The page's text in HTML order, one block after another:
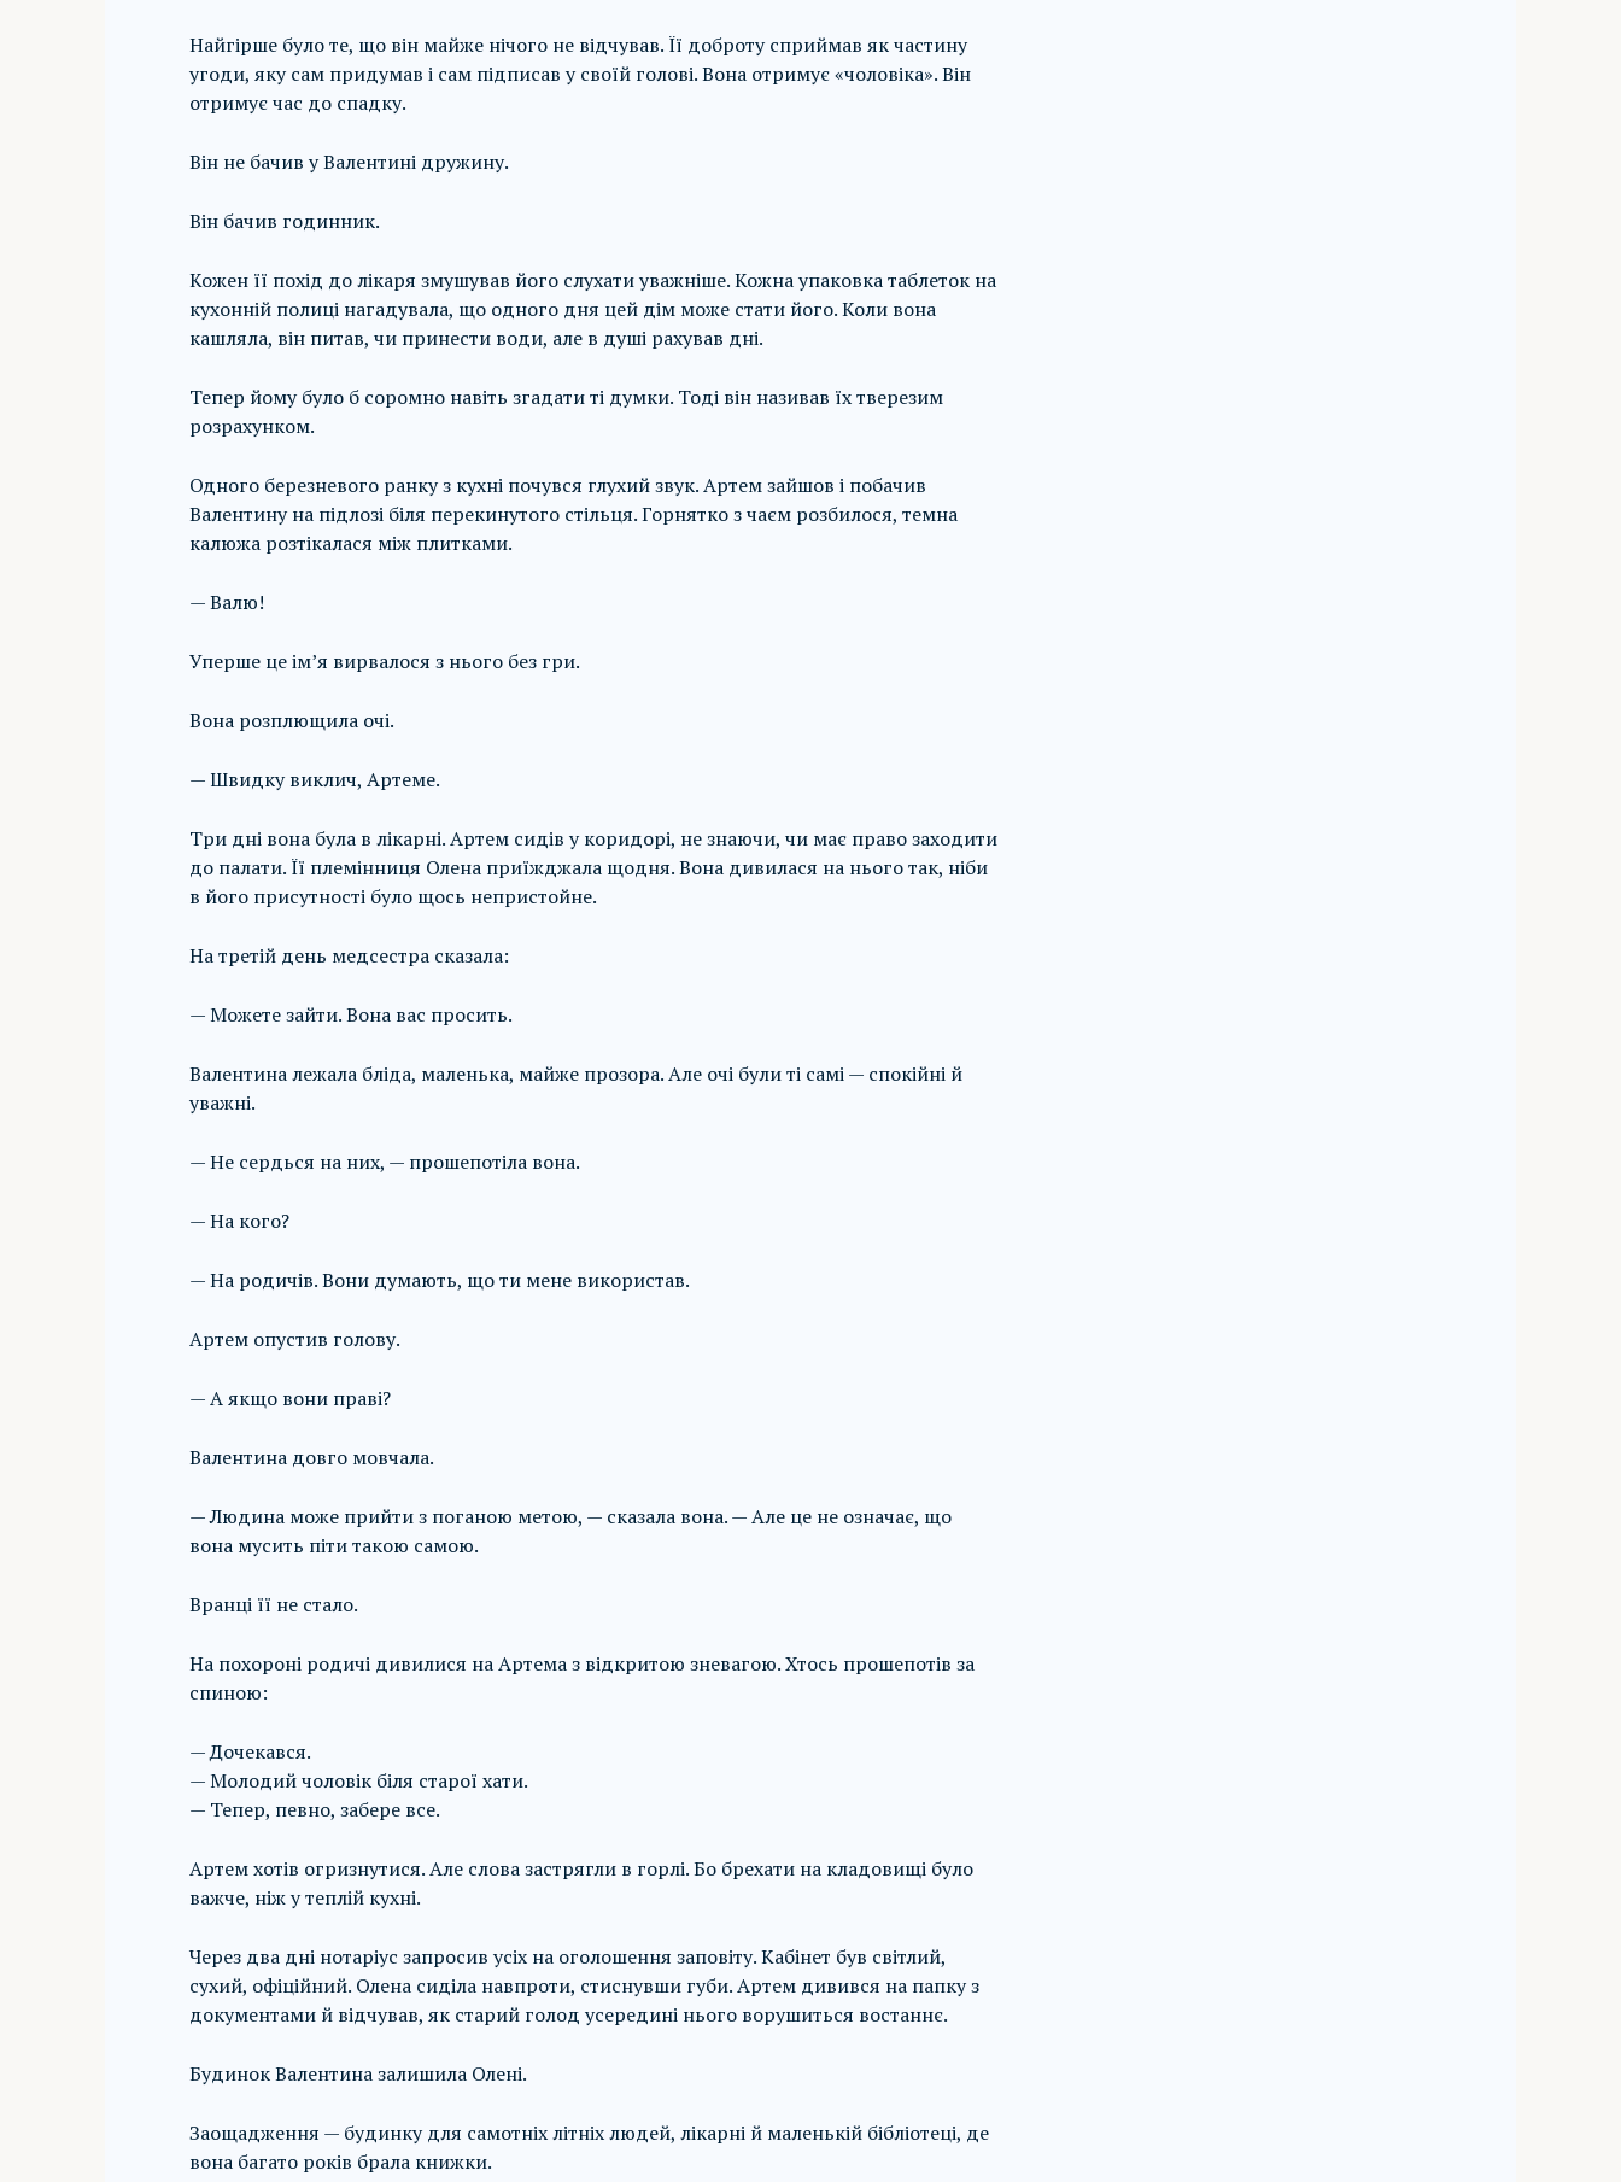
Найгірше було те, що він майже нічого не відчував. Її доброту сприймав як частину
угоди, яку сам придумав і сам підписав у своїй голові. Вона отримує «чоловіка». Він
отримує час до спадку.
Він не бачив у Валентині дружину.
Він бачив годинник.
Кожен її похід до лікаря змушував його слухати уважніше. Кожна упаковка таблеток на
кухонній полиці нагадувала, що одного дня цей дім може стати його. Коли вона
кашляла, він питав, чи принести води, але в душі рахував дні.
Тепер йому було б соромно навіть згадати ті думки. Тоді він називав їх тверезим
розрахунком.
Одного березневого ранку з кухні почувся глухий звук. Артем зайшов і побачив
Валентину на підлозі біля перекинутого стільця. Горнятко з чаєм розбилося, темна
калюжа розтікалася між плитками.
— Валю!
Уперше це ім’я вирвалося з нього без гри.
Вона розплющила очі.
— Швидку виклич, Артеме.
Три дні вона була в лікарні. Артем сидів у коридорі, не знаючи, чи має право заходити
до палати. Її племінниця Олена приїжджала щодня. Вона дивилася на нього так, ніби
в його присутності було щось непристойне.
На третій день медсестра сказала:
— Можете зайти. Вона вас просить.
Валентина лежала бліда, маленька, майже прозора. Але очі були ті самі — спокійні й
уважні.
— Не сердься на них, — прошепотіла вона.
— На кого?
— На родичів. Вони думають, що ти мене використав.
Артем опустив голову.
— А якщо вони праві?
Валентина довго мовчала.
— Людина може прийти з поганою метою, — сказала вона. — Але це не означає, що
вона мусить піти такою самою.
Вранці її не стало.
На похороні родичі дивилися на Артема з відкритою зневагою. Хтось прошепотів за
спиною:
— Дочекався.
— Молодий чоловік біля старої хати.
— Тепер, певно, забере все.
Артем хотів огризнутися. Але слова застрягли в горлі. Бо брехати на кладовищі було
важче, ніж у теплій кухні.
Через два дні нотаріус запросив усіх на оголошення заповіту. Кабінет був світлий,
сухий, офіційний. Олена сиділа навпроти, стиснувши губи. Артем дивився на папку з
документами й відчував, як старий голод усередині нього ворушиться востаннє.
Будинок Валентина залишила Олені.
Заощадження — будинку для самотніх літніх людей, лікарні й маленькій бібліотеці, де
вона багато років брала книжки.